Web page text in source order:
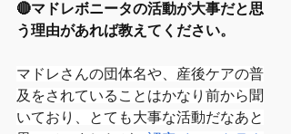
🔴マドレボニータの活動が大事だと思
う理由があれば教えてください。
マドレさんの団体名や、産後ケアの普
及をされていることはかなり前から聞
いており、とても大事な活動だなあと